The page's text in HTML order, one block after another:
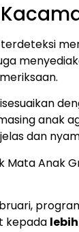
anak
dan
Mata Anak
kepada